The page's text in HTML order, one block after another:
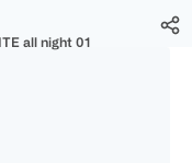
all night 01